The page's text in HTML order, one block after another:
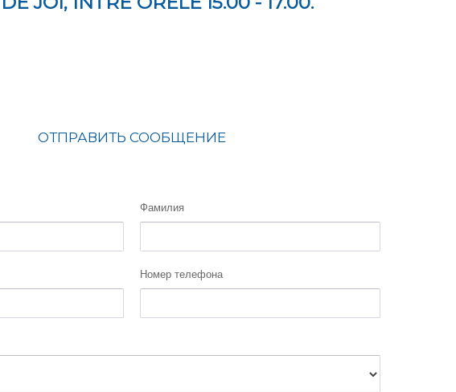
ОТПРАВИТЬ СООБЩЕНИЕ
Фамилия
Номер телефона